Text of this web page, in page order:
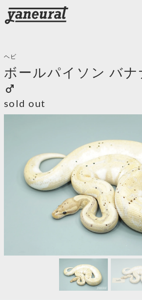
ヘビ
ボールパイソン バナ
male
sold out